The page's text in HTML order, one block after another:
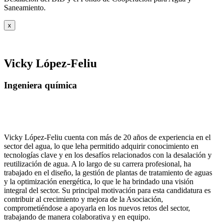
Saneamiento.
x
Vicky López-Feliu
Ingeniera química
Vicky López-Feliu cuenta con más de 20 años de experiencia en el
sector del agua, lo que leha permitido adquirir conocimiento en
tecnologías clave y en los desafíos relacionados con la desalación y
reutilización de agua. A lo largo de su carrera profesional, ha
trabajado en el diseño, la gestión de plantas de tratamiento de aguas
y la optimización energética, lo que le ha brindado una visión
integral del sector. Su principal motivación para esta candidatura es
contribuir al crecimiento y mejora de la Asociación,
comprometiéndose a apoyarla en los nuevos retos del sector,
trabajando de manera colaborativa y en equipo.